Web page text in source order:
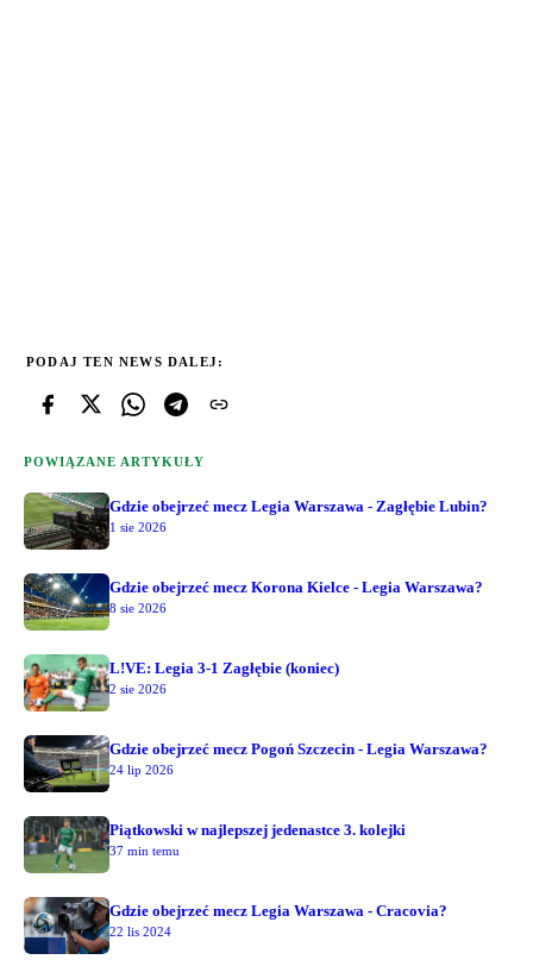
PODAJ TEN NEWS DALEJ:
POWIĄZANE ARTYKUŁY
Gdzie obejrzeć mecz Legia Warszawa - Zagłębie Lubin?
1 sie 2026
Gdzie obejrzeć mecz Korona Kielce - Legia Warszawa?
8 sie 2026
L!VE: Legia 3-1 Zagłębie (koniec)
2 sie 2026
Gdzie obejrzeć mecz Pogoń Szczecin - Legia Warszawa?
24 lip 2026
Piątkowski w najlepszej jedenastce 3. kolejki
37 min temu
Gdzie obejrzeć mecz Legia Warszawa - Cracovia?
22 lis 2024